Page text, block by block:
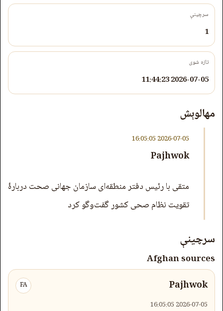
سرچینې
1
تازه شوی
2026-07-05 11:44:23
مهالوېش
2026-07-05 16:05:05
Pajhwok
متقی با رئیس دفتر منطقه‌ای سازمان جهانی صحت دربارۀ
تقویت نظام صحی کشور گفت‌وگو کرد
سرچینې
Afghan sources
Pajhwok
FA
2026-07-05 16:05:05